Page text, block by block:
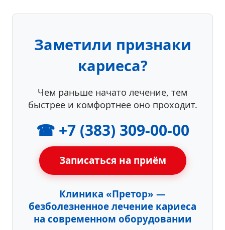
Заметили признаки
кариеса?
Чем раньше начато лечение, тем
быстрее и комфортнее оно проходит.
☎ +7 (383) 309-00-00
Записаться на приём
Клиника «Претор» —
безболезненное лечение кариеса
на современном оборудовании